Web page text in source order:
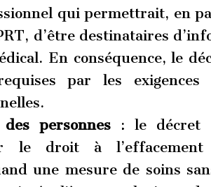
qui permettrait, en
d’être destinataires
En conséquence, le
par les
personnes : le décret
le droit à l’effacement
une mesure de soins